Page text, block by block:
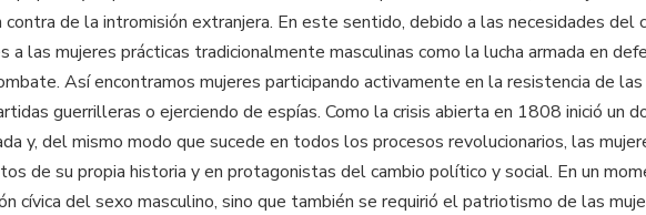
contra de la intromisión extranjera. En este sentido, debido a las necesidades
a las mujeres prácticas tradicionalmente masculinas como la lucha armada en
Así encontramos mujeres participando activamente en la resistencia de
guerrilleras o ejerciendo de espías. Como la crisis abierta en 1808 inició un
y, del mismo modo que sucede en todos los procesos revolucionarios, las
de su propia historia y en protagonistas del cambio político y social. En un
cívica del sexo masculino, sino que también se requirió el patriotismo de las